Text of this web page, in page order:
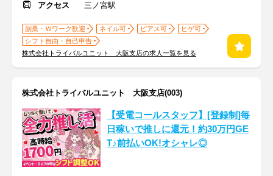
アクセス
三ノ宮駅
副業・Ｗワーク歓迎 ネイル可 ピアス可
ヒゲ可
シフト自由・自己申告
株式会社トライバルユニット 大阪支店の求人一覧を見る
株式会社トライバルユニット 大阪支店(003)
【受電コールスタッフ】[登録制]毎
日稼いで推しに還元！約30万円GE
T♪前払いOK!オシャレ◎